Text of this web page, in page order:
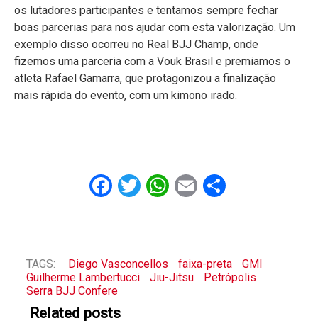
os lutadores participantes e tentamos sempre fechar
boas parcerias para nos ajudar com esta valorização. Um
exemplo disso ocorreu no Real BJJ Champ, onde
fizemos uma parceria com a Vouk Brasil e premiamos o
atleta Rafael Gamarra, que protagonizou a finalização
mais rápida do evento, com um kimono irado.
Facebook
Twitter
WhatsApp
EmailShare
TAGS: Diego Vasconcellos faixa-preta
GMI
Guilherme Lambertucci
Jiu-Jitsu
Petrópolis
Serra BJJ Confere
Related posts